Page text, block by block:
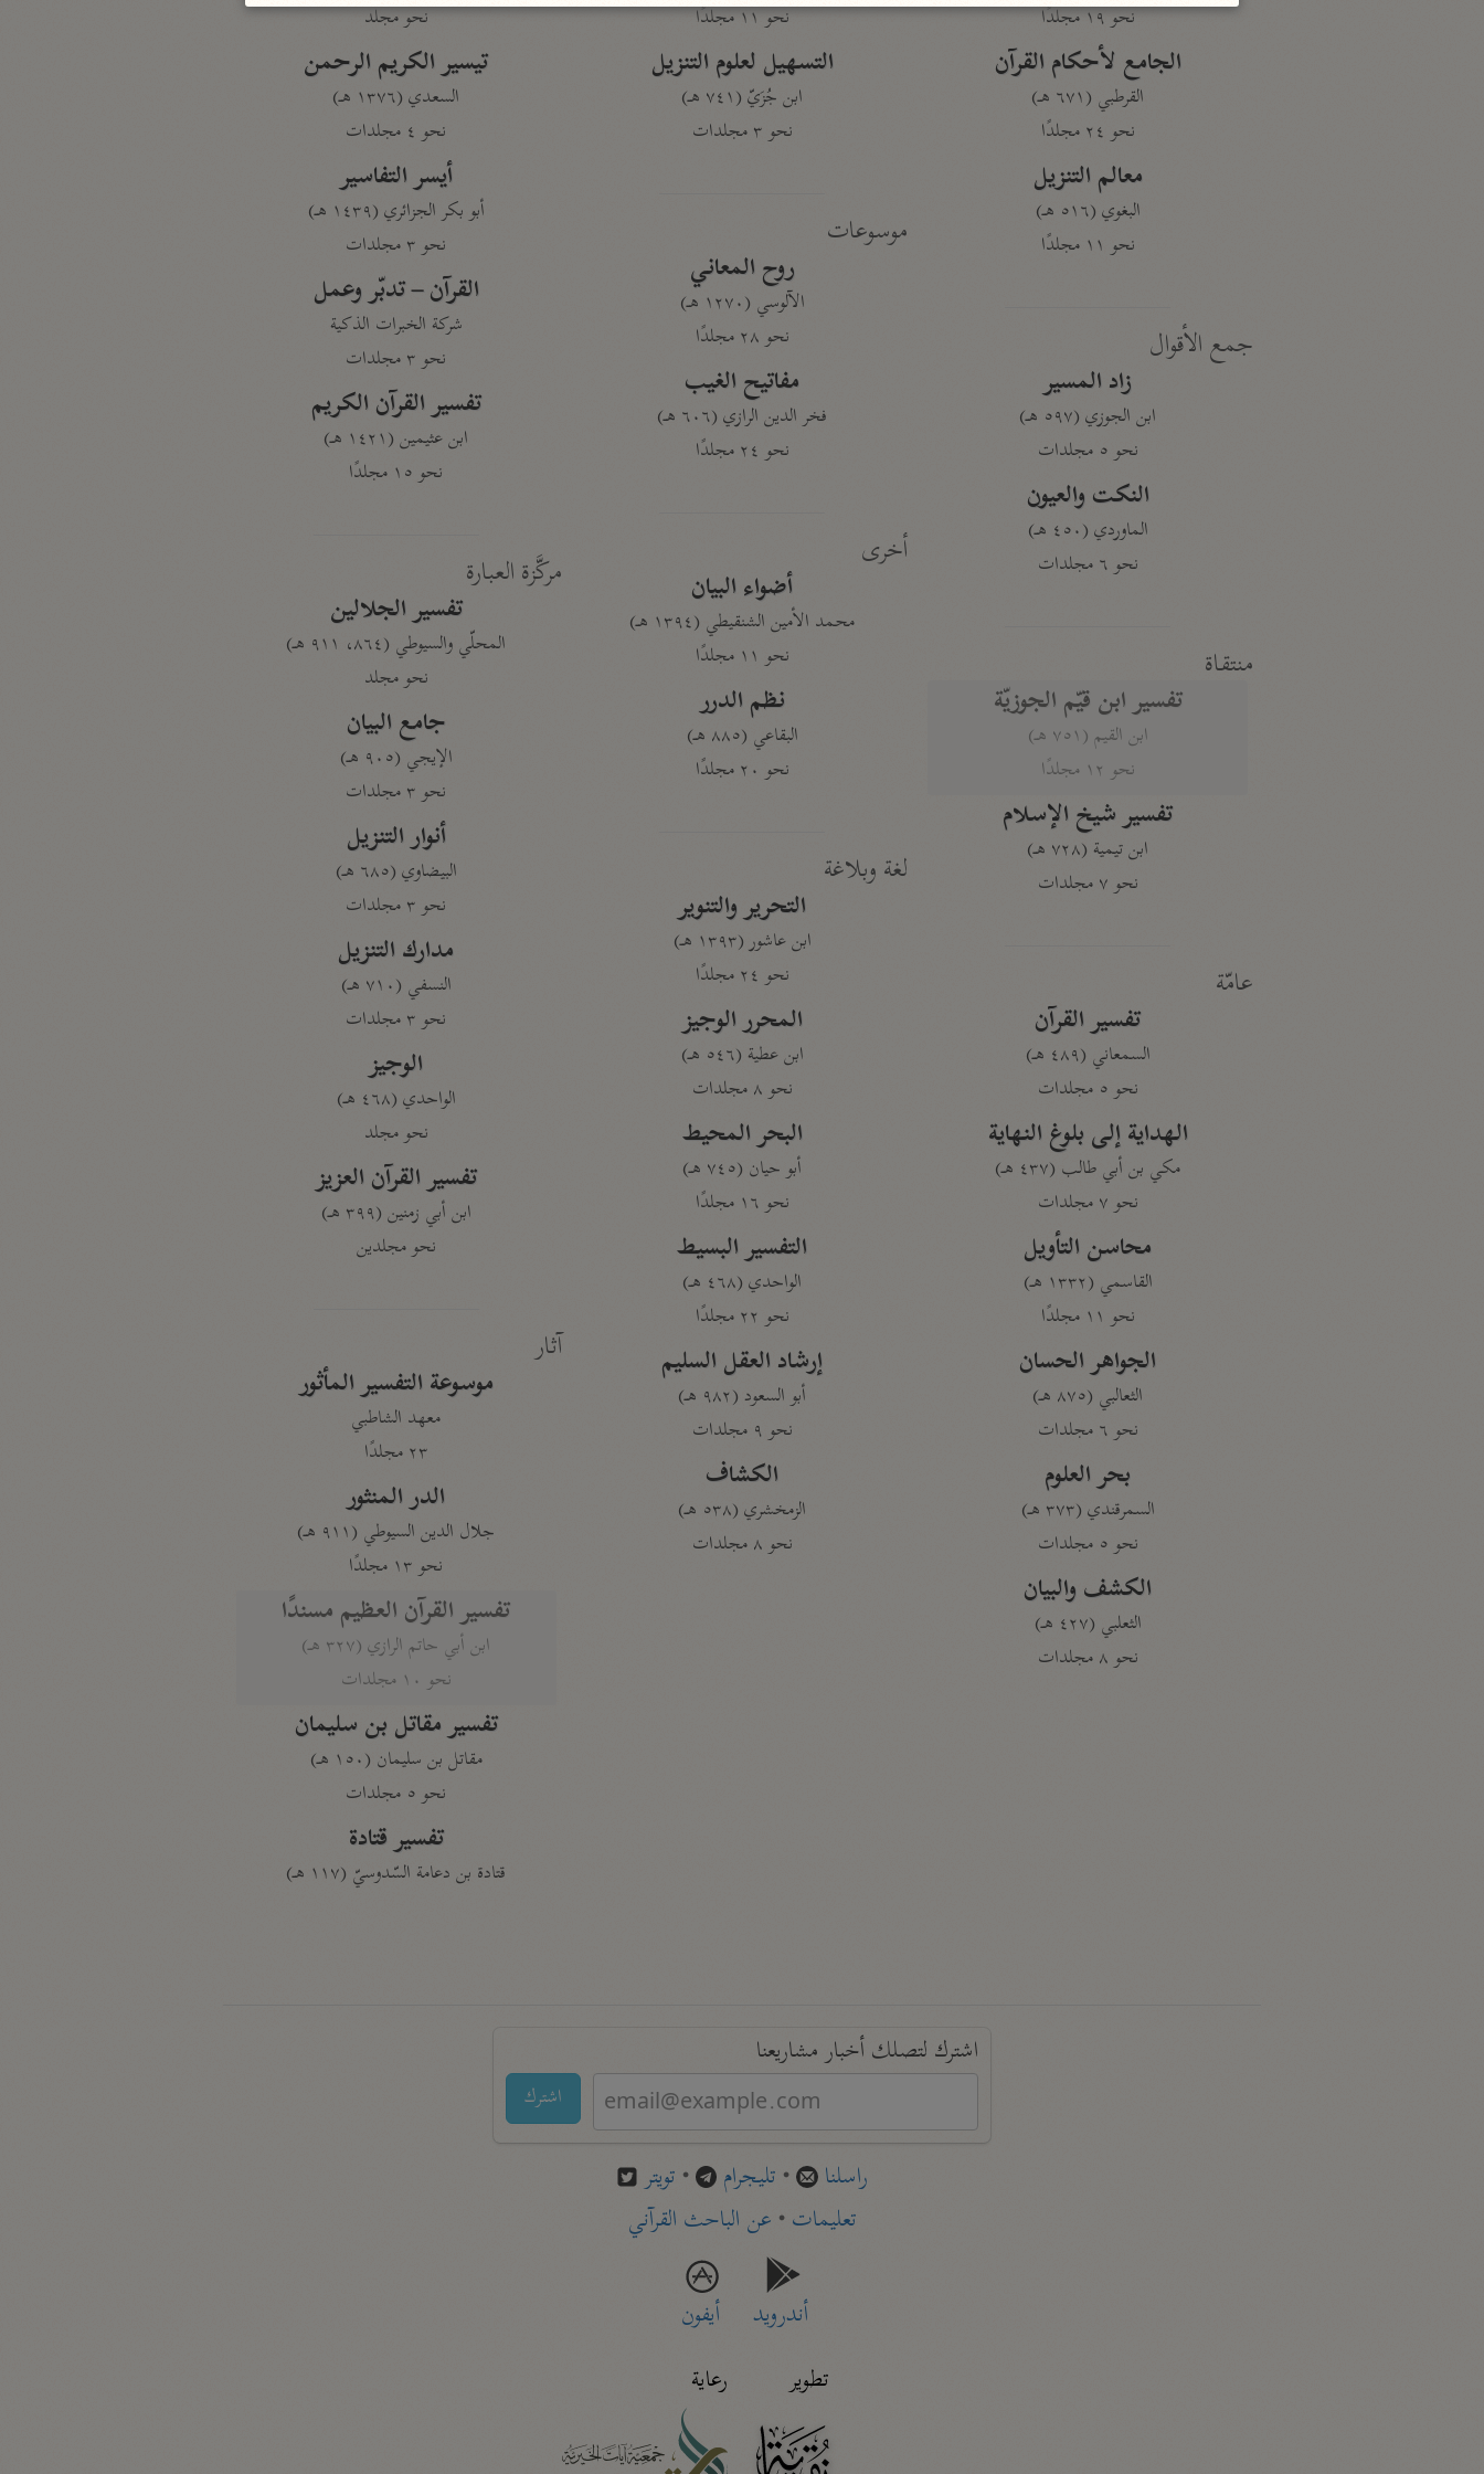
نحو ١٩ مجلدًا
الجامع لأحكام القرآن
القرطبي (٦٧١ هـ)
نحو ٢٤ مجلدًا
معالم التنزيل
البغوي (٥١٦ هـ)
نحو ١١ مجلدًا
جمع الأقوال
زاد المسير
ابن الجوزي (٥٩٧ هـ)
نحو ٥ مجلدات
النكت والعيون
الماوردي (٤٥٠ هـ)
نحو ٦ مجلدات
منتقاة
تفسير ابن قيّم الجوزيّة
ابن القيم (٧٥١ هـ)
نحو ١٢ مجلدًا
تفسير شيخ الإسلام
ابن تيمية (٧٢٨ هـ)
نحو ٧ مجلدات
عامّة
تفسير القرآن
السمعاني (٤٨٩ هـ)
نحو ٥ مجلدات
الهداية إلى بلوغ النهاية
مكي بن أبي طالب (٤٣٧ هـ)
نحو ٧ مجلدات
محاسن التأويل
القاسمي (١٣٣٢ هـ)
نحو ١١ مجلدًا
الجواهر الحسان
الثعالبي (٨٧٥ هـ)
نحو ٦ مجلدات
بحر العلوم
السمرقندي (٣٧٣ هـ)
نحو ٥ مجلدات
الكشف والبيان
الثعلبي (٤٢٧ هـ)
نحو ٨ مجلدات
نحو ١١ مجلدًا
التسهيل لعلوم التنزيل
ابن جُزَيّ (٧٤١ هـ)
نحو ٣ مجلدات
موسوعات
روح المعاني
الآلوسي (١٢٧٠ هـ)
نحو ٢٨ مجلدًا
مفاتيح الغيب
فخر الدين الرازي (٦٠٦ هـ)
نحو ٢٤ مجلدًا
أخرى
أضواء البيان
محمد الأمين الشنقيطي (١٣٩٤ هـ)
نحو ١١ مجلدًا
نظم الدرر
البقاعي (٨٨٥ هـ)
نحو ٢٠ مجلدًا
لغة وبلاغة
التحرير والتنوير
ابن عاشور (١٣٩٣ هـ)
نحو ٢٤ مجلدًا
المحرر الوجيز
ابن عطية (٥٤٦ هـ)
نحو ٨ مجلدات
البحر المحيط
أبو حيان (٧٤٥ هـ)
نحو ١٦ مجلدًا
التفسير البسيط
الواحدي (٤٦٨ هـ)
نحو ٢٢ مجلدًا
إرشاد العقل السليم
أبو السعود (٩٨٢ هـ)
نحو ٩ مجلدات
الكشاف
الزمخشري (٥٣٨ هـ)
نحو ٨ مجلدات
نحو مجلد
تيسير الكريم الرحمن
السعدي (١٣٧٦ هـ)
نحو ٤ مجلدات
أيسر التفاسير
أبو بكر الجزائري (١٤٣٩ هـ)
نحو ٣ مجلدات
القرآن – تدبّر وعمل
شركة الخبرات الذكية
نحو ٣ مجلدات
تفسير القرآن الكريم
ابن عثيمين (١٤٢١ هـ)
نحو ١٥ مجلدًا
مركَّزة العبارة
تفسير الجلالين
المحلّي والسيوطي (٨٦٤، ٩١١ هـ)
نحو مجلد
جامع البيان
الإيجي (٩٠٥ هـ)
نحو ٣ مجلدات
أنوار التنزيل
البيضاوي (٦٨٥ هـ)
نحو ٣ مجلدات
مدارك التنزيل
النسفي (٧١٠ هـ)
نحو ٣ مجلدات
الوجيز
الواحدي (٤٦٨ هـ)
نحو مجلد
تفسير القرآن العزيز
ابن أبي زمنين (٣٩٩ هـ)
نحو مجلدين
آثار
موسوعة التفسير المأثور
معهد الشاطبي
٢٣ مجلدًا
الدر المنثور
جلال الدين السيوطي (٩١١ هـ)
نحو ١٣ مجلدًا
تفسير القرآن العظيم مسندًا
ابن أبي حاتم الرازي (٣٢٧ هـ)
نحو ١٠ مجلدات
تفسير مقاتل بن سليمان
مقاتل بن سليمان (١٥٠ هـ)
نحو ٥ مجلدات
تفسير قتادة
قتادة بن دعامة السّدوسيّ (١١٧ هـ)
اشترك لتصلك أخبار مشاريعنا
اشترك
راسلنا • تليجرام • تويتر
تعليمات• عن الباحث القرآني
أندرويد
أيفون
تطوير
رعاية